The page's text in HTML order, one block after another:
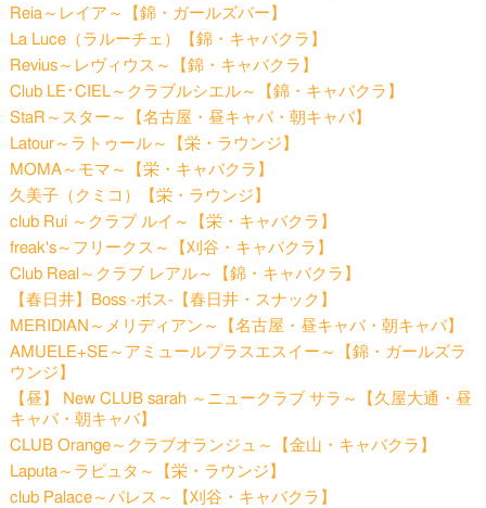
Reia～レイア～【錦・ガールズバー】
La Luce（ラルーチェ）【錦・キャバクラ】
Revius～レヴィウス～【錦・キャバクラ】
Club LE･CIEL～クラブルシエル～【錦・キャバクラ】
StaR～スター～【名古屋・昼キャバ・朝キャバ】
Latour～ラトゥール～【栄・ラウンジ】
MOMA～モマ～【栄・キャバクラ】
久美子（クミコ）【栄・ラウンジ】
club Rui ～クラブ ルイ～【栄・キャバクラ】
freak's～フリークス～【刈谷・キャバクラ】
Club Real～クラブ レアル～【錦・キャバクラ】
【春日井】Boss -ボス-【春日井・スナック】
MERIDIAN～メリディアン～【名古屋・昼キャバ・朝キャバ】
AMUELE+SE～アミュールプラスエスイー～【錦・ガールズラ
ウンジ】
【昼】 New CLUB sarah ～ニュークラブ サラ～【久屋大通・昼
キャバ・朝キャバ】
CLUB Orange～クラブオランジュ～【金山・キャバクラ】
Laputa～ラピュタ～【栄・ラウンジ】
club Palace～パレス～【刈谷・キャバクラ】